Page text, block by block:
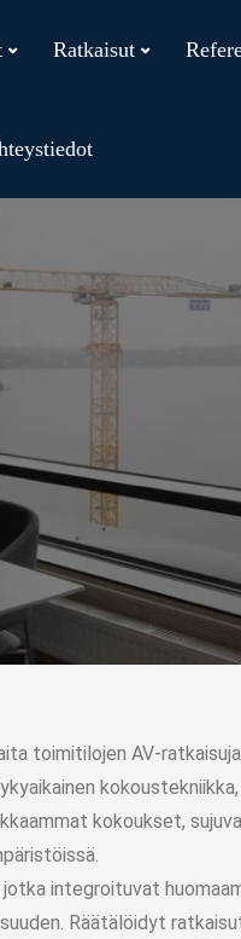
Ratkaisut
toimitilojen AV-
kokoukset,
integroituvat
Räätälöidyt